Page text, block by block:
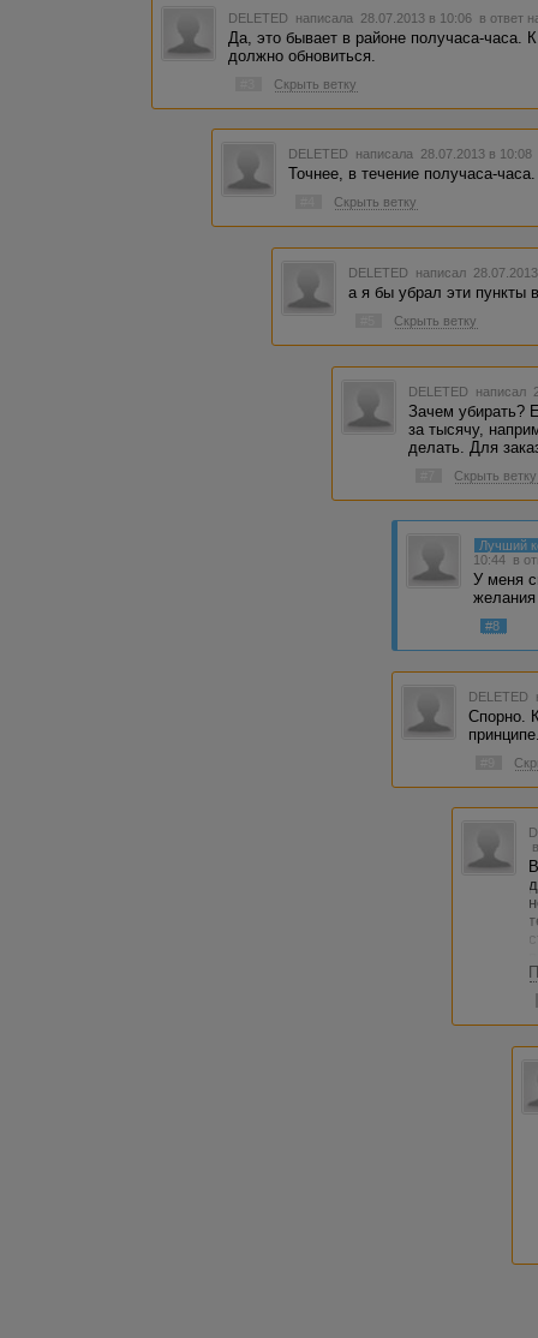
DELETED написала 28.07.2013 в 10:06 в ответ
Да, это бывает в районе получаса-часа.
должно обновиться.
Скрыть ветку
DELETED написала 28.07.2013 в
Точнее, в течение получаса-часа.
Скрыть ветку
DELETED написал
а я бы убрал эти пункты
Скрыть ветку
DELETED написал
Зачем убирать?
за тысячу,
делать. Для
Скрыть ветку
Лучший
10:44 в
У меня
#8
DELETED
Спорно.